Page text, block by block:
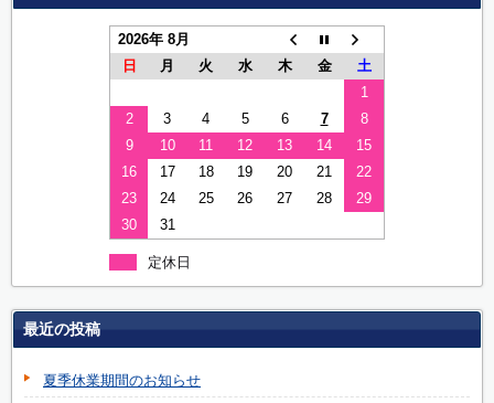
2026年 8月
日
月 火 水 木 金
土
1
2
3 4 5 6 7
8
9
10 11 12 13 14
15
16
17 18 19 20 21
22
23
24 25 26 27 28
29
30
31
定休日
最近の投稿
夏季休業期間のお知らせ